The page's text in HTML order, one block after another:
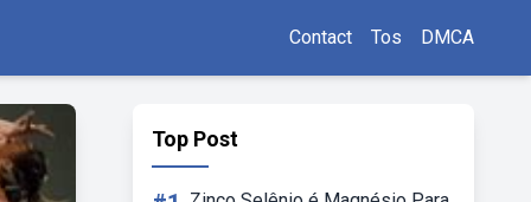
Contact Tos DMCA
Top Post